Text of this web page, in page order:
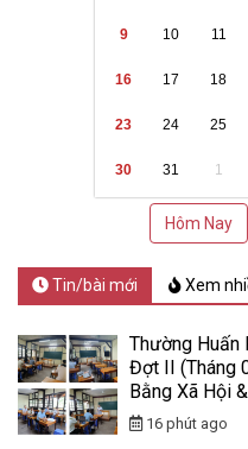
9 10 11
16 17 18
23 24 25
30 31 1
Hôm Nay
Tin/bài mới Xem
Thường Huấn
Đợt II (Tháng
Bằng Xã Hội
16 phút ago